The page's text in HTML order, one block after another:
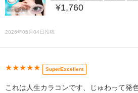
¥1,760
2026年05月04日投稿
★★★★★ SuperExcellent
これは人生カラコンです、じゅわって発